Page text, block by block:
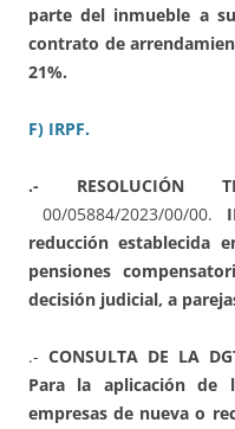
parte del inmueble a
contrato de
21%.
F) IRPF.
.- RESOLUCIÓN
00/05884/2023/00/00.
reducción establecida
pensiones
decisión judicial, a
.- CONSULTA DE LA
Para la aplicación de
empresas de nueva o